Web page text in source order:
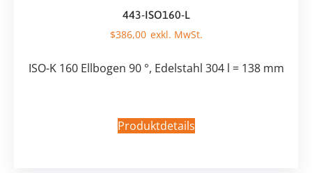
443-ISO160-L
$386,00
ISO-K 160 Ellbogen 90 °, Edelstahl 304 l = 138 mm
Produktdetails